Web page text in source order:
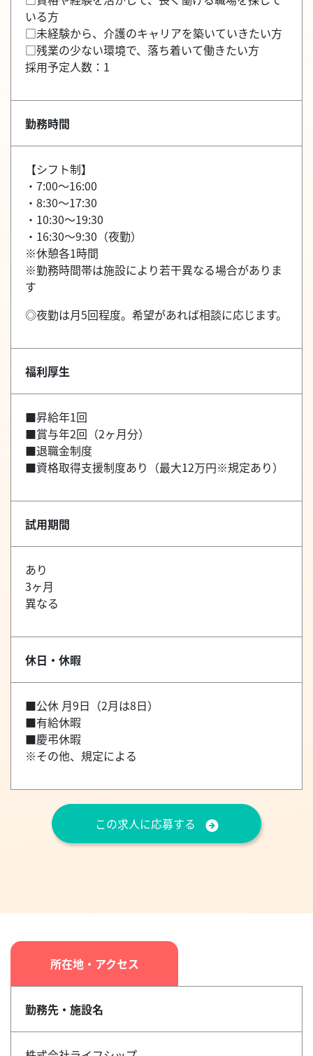
いる方
□未経験から、介護のキャリアを築いていきたい方
□残業の少ない環境で、落ち着いて働きたい方
採用予定人数：1
勤務時間
【シフト制】
・7:00～16:00
・8:30～17:30
・10:30～19:30
・16:30～9:30（夜勤）
※休憩各1時間
※勤務時間帯は施設により若干異なる場合がありま
す
◎夜勤は月5回程度。希望があれば相談に応じます。
福利厚生
■昇給年1回
■賞与年2回（2ヶ月分）
■退職金制度
■資格取得支援制度あり（最大12万円※規定あり）
試用期間
あり
3ヶ月
異なる
休日・休暇
■公休 月9日（2月は8日）
■有給休暇
■慶弔休暇
※その他、規定による
この求人に応募する
所在地・アクセス
勤務先・施設名